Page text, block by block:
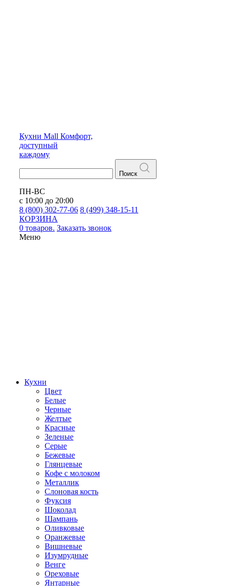
Кухни Mall Комфорт,
доступный
каждому
Поиск
ПН-ВС
с 10:00 до 20:00
8 (800) 302-77-06 8 (499) 348-15-11
КОРЗИНА
0 товаров. Заказать звонок
Меню
Кухни
Цвет
Белые
Черные
Желтые
Красные
Зеленые
Серые
Бежевые
Глянцевые
Кофе с молоком
Металлик
Слоновая кость
Фуксия
Шоколад
Шампань
Оливковые
Оранжевые
Вишневые
Изумрудные
Венге
Ореховые
Янтарные